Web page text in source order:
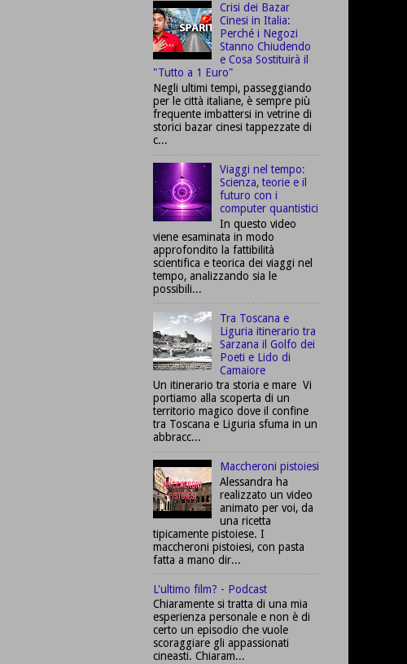
Crisi dei Bazar
Cinesi in Italia:
Perché i Negozi
Stanno Chiudendo
e Cosa Sostituirà il
"Tutto a 1 Euro"
Negli ultimi tempi, passeggiando
per le città italiane, è sempre più
frequente imbattersi in vetrine di
storici bazar cinesi tappezzate di
c...
Viaggi nel tempo:
Scienza, teorie e il
futuro con i
computer quantistici
In questo video
viene esaminata in modo
approfondito la fattibilità
scientifica e teorica dei viaggi nel
tempo, analizzando sia le
possibili...
Tra Toscana e
Liguria itinerario tra
Sarzana il Golfo dei
Poeti e Lido di
Camaiore
Un itinerario tra storia e mare Vi
portiamo alla scoperta di un
territorio magico dove il confine
tra Toscana e Liguria sfuma in un
abbracc...
Maccheroni pistoiesi
Alessandra ha
realizzato un video
animato per voi, da
una ricetta
tipicamente pistoiese. I
maccheroni pistoiesi, con pasta
fatta a mano dir...
L'ultimo film? - Podcast
Chiaramente si tratta di una mia
esperienza personale e non è di
certo un episodio che vuole
scoraggiare gli appassionati
cineasti. Chiaram...